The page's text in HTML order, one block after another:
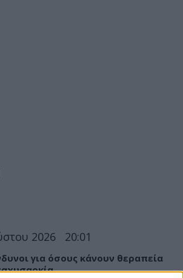
2026 20:01
για όσους κάνουν θεραπεία